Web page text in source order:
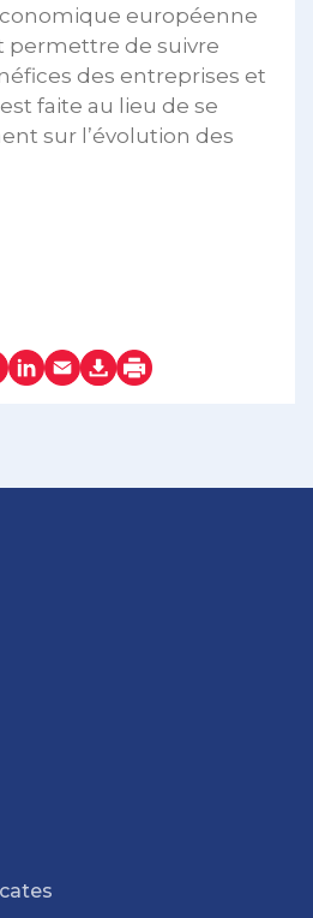
européenne
permettre de suivre
des entreprises et
faite au lieu de se
sur l’évolution des